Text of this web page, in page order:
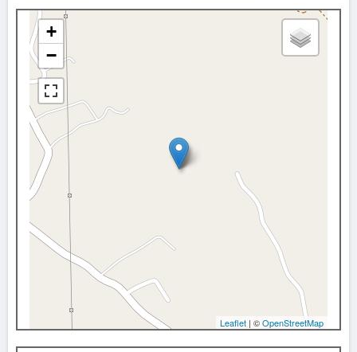
+
−
Leaflet | ©OpenStreetMap